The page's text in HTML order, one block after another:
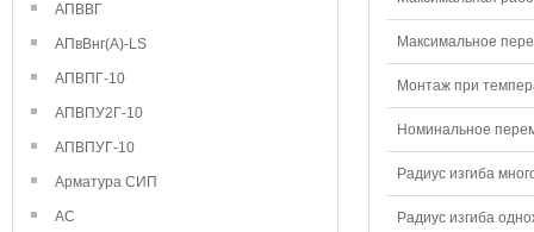
АПВВГ
АПвВнг(А)-LS
АПВПГ-10
АПВПУ2Г-10
АПВПУГ-10
Арматура СИП
АС
Максимальное
Монтаж при
Номинальное
Радиус изгиба
Радиус изгиба